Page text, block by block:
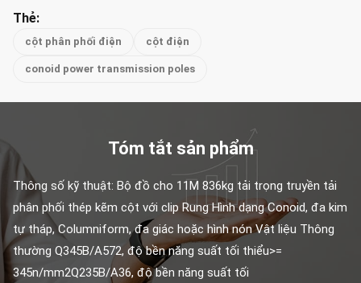
Thẻ:
cột phân phối điện cột điện
conoid power transmission poles
Tóm tắt sản phẩm
Thông số kỹ thuật: Bộ đồ cho 11M 836kg tải trọng truyền tải
phân phối thép kẽm cột với clip Rung Hình dạng Conoid, đa kim
tự tháp, Columniform, đa giác hoặc hình nón Vật liệu Thông
thường Q345B/A572, độ bền năng suất tối thiểu>=
345n/mm2Q235B/A36, độ bền năng suất tối